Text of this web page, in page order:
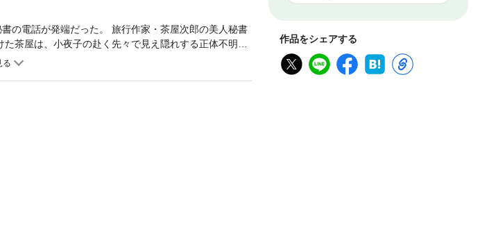
作品をシェアする
の電話が発端だった。 旅行作家・茶屋次郎の美人秘書
茶屋は、小夜子の赴く先々で見え隠れする正体不明の
発見され、そのかたわらには小夜子のハンカチが落ち